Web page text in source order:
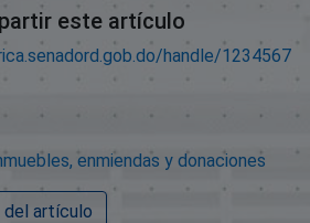
este artículo
handle/1234567
enmiendas y donaciones
del artículo